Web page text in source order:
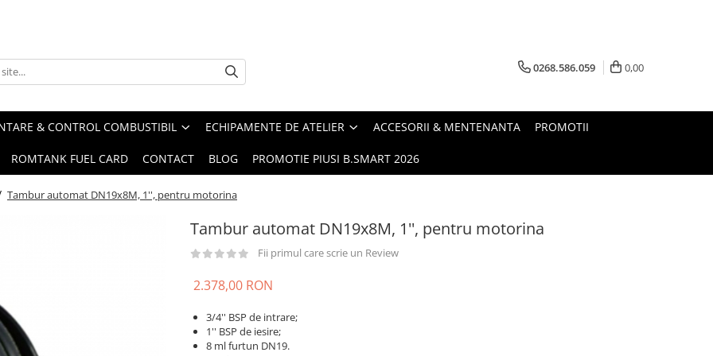
0268.586.059 0,00
& CONTROL COMBUSTIBIL ECHIPAMENTE DE ATELIER ACCESORII & MENTENANTA PROMOTII
ROMTANK FUEL CARD CONTACT BLOG PROMOTIE PIUSI B.SMART 2026
Tambur automat DN19x8M, 1'', pentru motorina
Tambur automat DN19x8M, 1'', pentru motorina
Fii primul care scrie un Review
2.378,00 RON
3/4'' BSP de intrare;
1'' BSP de iesire;
8 ml furtun DN19.